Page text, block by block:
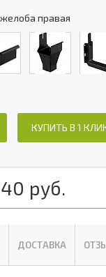
правая
КУПИТЬ В 1
руб.
ДОСТАВКА